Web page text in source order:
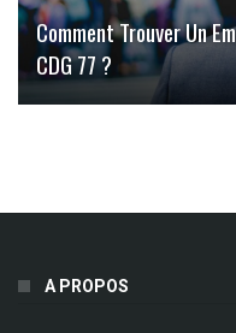
Comment Trouver Un
CDG 77 ?
A PROPOS